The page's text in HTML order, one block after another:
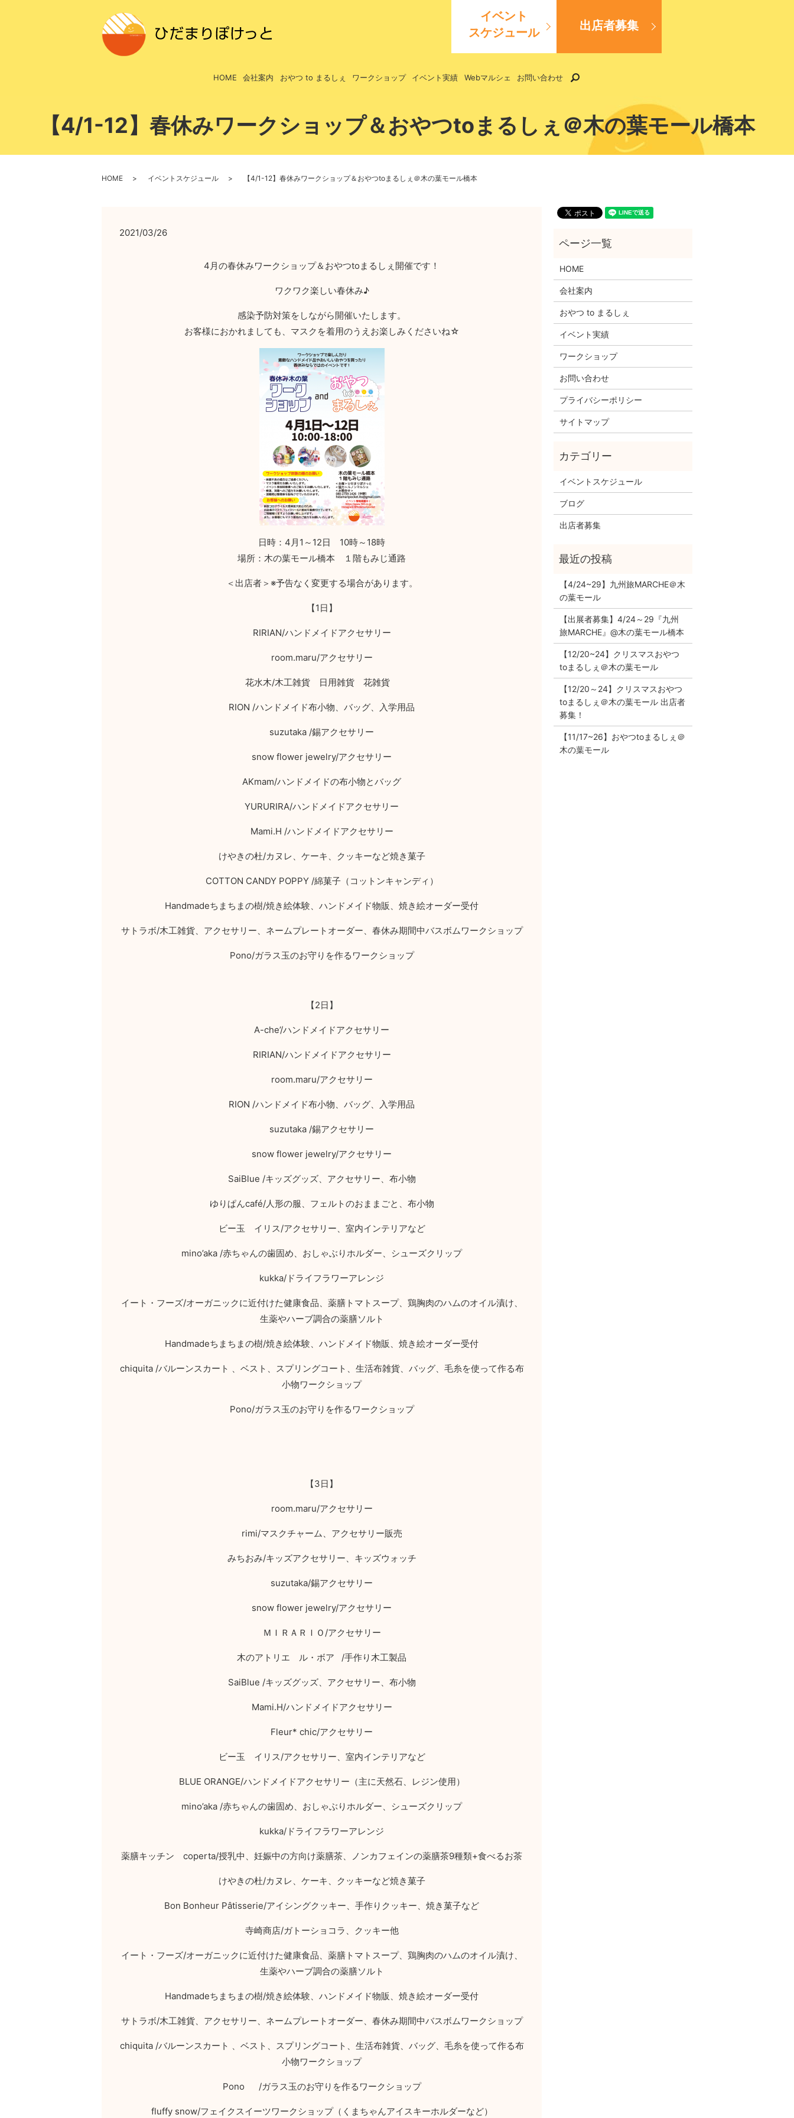
イベント
スケジュール
出店者募集
HOME 会社案内 おやつ to まるしぇ ワークショップ イベント実績 Webマルシェ お問い合わせ
【4/1-12】春休みワークショップ＆おやつtoまるしぇ＠木の葉モール橋本
HOME イベントスケジュール 【4/1-12】春休みワークショップ＆おやつtoまるしぇ＠木の葉モール橋本
2021/03/26
4月の春休みワークショップ＆おやつtoまるしぇ開催です！
ワクワク楽しい春休み♪
感染予防対策をしながら開催いたします。
お客様におかれましても、マスクを着用のうえお楽しみくださいね☆
日時：4月1～12日 10時～18時
場所：木の葉モール橋本 １階もみじ通路
＜出店者＞※予告なく変更する場合があります。
【1 日】
RIRIAN/ハンドメイドアクセサリー
room.maru/アクセサリー
花水木/木工雑貨 日用雑貨 花雑貨
RION /ハンドメイド布小物、バッグ、入学用品
suzutaka /錫アクセサリー
snow flower jewelry/アクセサリー
AKmam/ハンドメイドの布小物とバッグ
YURURIRA/ハンドメイドアクセサリー
Mami.H /ハンドメイドアクセサリー
けやきの杜/カヌレ、ケーキ、クッキーなど焼き菓子
COTTON CANDY POPPY /綿菓子（コットンキャンディ）
Handmadeちまちまの樹/焼き絵体験、ハンドメイド物販、焼き絵オーダー受付
サトラボ/木工雑貨、アクセサリー、ネームプレートオーダー、春休み期間中バスボムワークショップ
Pono/ガラス玉のお守りを作るワークショップ
【2日】
A-che’/ハンドメイドアクセサリー
RIRIAN/ハンドメイドアクセサリー
room.maru/アクセサリー
RION /ハンドメイド布小物、バッグ、入学用品
suzutaka /錫アクセサリー
snow flower jewelry/アクセサリー
SaiBlue /キッズグッズ、アクセサリー、布小物
ゆりぱんcafé/人形の服、フェルトのおままごと、布小物
ビー玉 イリス/アクセサリー、室内インテリアなど
mino’aka /赤ちゃんの歯固め、おしゃぶりホルダー、シューズクリップ
kukka/ ドライフラワーアレンジ
イート・フーズ/オーガニックに近付けた健康食品、薬膳トマトスープ、鶏胸肉のハムのオイル漬け、
生薬やハーブ調合の薬膳ソルト
Handmadeちまちまの樹/焼き絵体験、ハンドメイド物販、焼き絵オーダー受付
chiquita /バルーンスカート 、ベスト、スプリングコート、生活布雑貨、バッグ、毛糸を使って作る布
小物ワークショップ
Pono/ガラス玉のお守りを作るワークショップ
【3日】
room.maru/アクセサリー
rimi/マスクチャーム、アクセサリー販売
みちおみ/キッズアクセサリー、キッズウォッチ
suzutaka/錫アクセサリー
snow flower jewelry/アクセサリー
ＭＩＲＡＲＩＯ /アクセサリー
木のアトリエ ル・ボア /手作り木工製品
SaiBlue /キッズグッズ、アクセサリー、布小物
Mami.H/ハンドメイドアクセサリー
Fleur* chic/アクセサリー
ビー玉 イリス/アクセサリー、室内インテリアなど
BLUE ORANGE/ハンドメイドアクセサリー（主に天然石、レジン使用）
mino’aka /赤ちゃんの歯固め、おしゃぶりホルダー、シューズクリップ
kukka/ ドライフラワーアレンジ
薬膳キッチン coperta/授乳中、妊娠中の方向け薬膳茶、ノンカフェインの薬膳茶9種類+食べるお茶
けやきの杜/カヌレ、ケーキ、クッキーなど焼き菓子
Bon Bonheur Pâtisserie/アイシングクッキー、手作りクッキー、焼き菓子など
寺崎商店/ガトーショコラ、クッキー他
イート・フーズ/オーガニックに近付けた健康食品、薬膳トマトスープ、鶏胸肉のハムのオイル漬け、
生薬やハーブ調合の薬膳ソルト
Handmadeちまちまの樹/焼き絵体験、ハンドメイド物販、焼き絵オーダー受付
サトラボ/木工雑貨、アクセサリー、ネームプレートオーダー、春休み期間中バスボムワークショップ
chiquita /バルーンスカート 、ベスト、スプリングコート、生活布雑貨、バッグ、毛糸を使って作る布
小物ワークショップ
Pono /ガラス玉のお守りを作るワークショップ
fluffy snow/フェイクスイーツワークショップ（くまちゃんアイスキーホルダーなど）
HOME
会社案内
おやつ to まるしぇ
イベント実績
ワークショップ
お問い合わせ
プライバシーポリシー
サイトマップ
イベントスケジュール
ブログ
出店者募集
【4/24~29】九州旅MARCHE＠木
の葉モール
【出展者募集】4/24～29『九州
旅MARCHE』@木の葉モール橋本
【12/20~24】クリスマスおやつ
toまるしぇ＠木の葉モール
【12/20～24】クリスマスおやつ
toまるしぇ＠木の葉モール 出店者
募集！
【11/17~26】おやつtoまるしぇ＠
木の葉モール